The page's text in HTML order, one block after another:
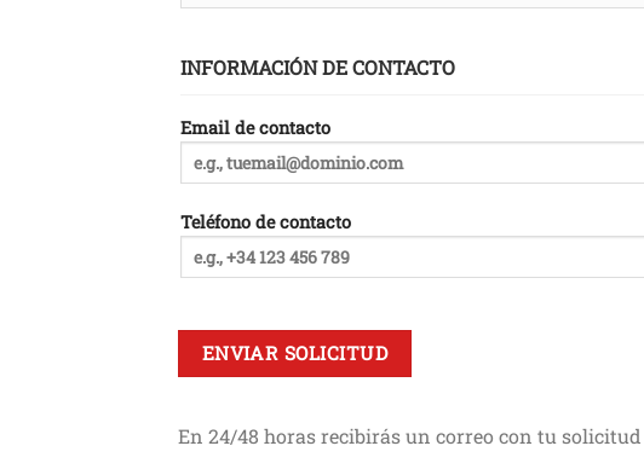
INFORMACIÓN DE CONTACTO
Email de contacto
Teléfono de contacto
En 24/48 horas recibirás un correo con tu